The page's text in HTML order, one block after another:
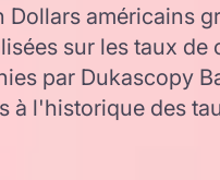
Dollars américains
sur les taux de
par Dukascopy
à l'historique des